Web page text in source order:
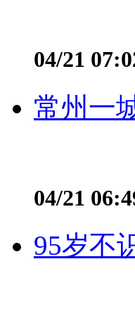
04/21
常州一
04/21
95岁不